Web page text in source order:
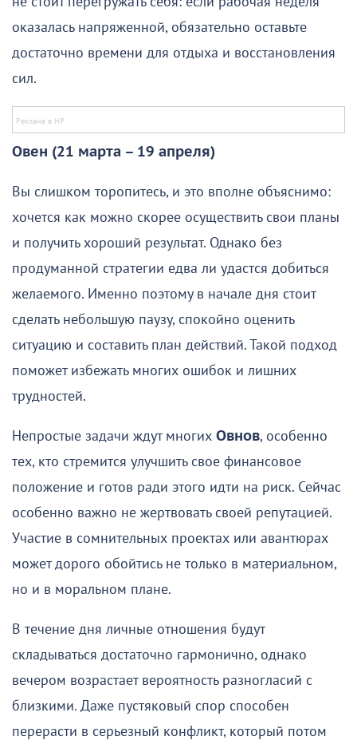
оказалась напряженной, обязательно оставьте
достаточно времени для отдыха и восстановления
сил.
Овен (21 марта – 19 апреля)
Вы слишком торопитесь, и это вполне объяснимо:
хочется как можно скорее осуществить свои планы
и получить хороший результат. Однако без
продуманной стратегии едва ли удастся добиться
желаемого. Именно поэтому в начале дня стоит
сделать небольшую паузу, спокойно оценить
ситуацию и составить план действий. Такой подход
поможет избежать многих ошибок и лишних
трудностей.
Непростые задачи ждут многих Овнов, особенно
тех, кто стремится улучшить свое финансовое
положение и готов ради этого идти на риск. Сейчас
особенно важно не жертвовать своей репутацией.
Участие в сомнительных проектах или авантюрах
может дорого обойтись не только в материальном,
но и в моральном плане.
В течение дня личные отношения будут
складываться достаточно гармонично, однако
вечером возрастает вероятность разногласий с
близкими. Даже пустяковый спор способен
перерасти в серьезный конфликт, который потом